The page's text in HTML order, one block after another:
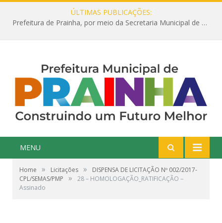
ÚLTIMAS PUBLICAÇÕES:
Prefeitura de Prainha, por meio da Secretaria Municipal de Educação, abre 354 vagas na área da Educação para 2025 com processo seletivo simplificado
MENU
Home » Licitações »
DISPENSA DE LICITAÇÃO Nº 002/2017-
CPL/SEMAS/PMP
»
28 – HOMOLOGAÇÃO_RATIFICAÇÃO –
Assinado